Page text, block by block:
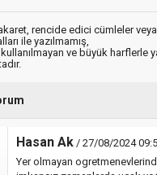
rencide edici cümleler veya
ile yazılmamış,
ve büyük harflerle
Hasan Ak / 27/08/2024
Yer olmayan